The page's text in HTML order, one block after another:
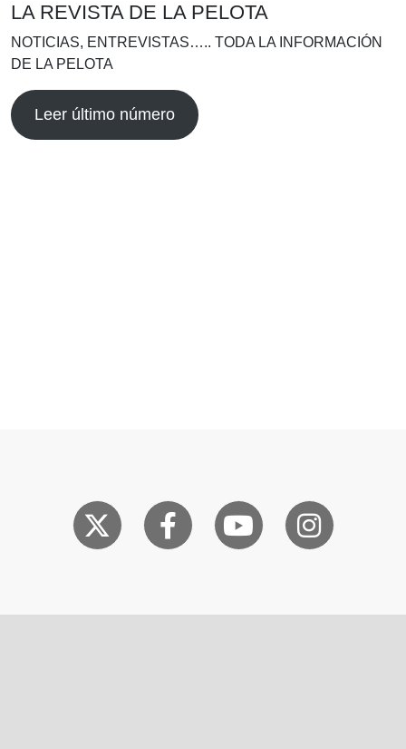
LA REVISTA DE LA PELOTA
NOTICIAS, ENTREVISTAS….. TODA LA INFORMACIÓN
DE LA PELOTA
Leer último número